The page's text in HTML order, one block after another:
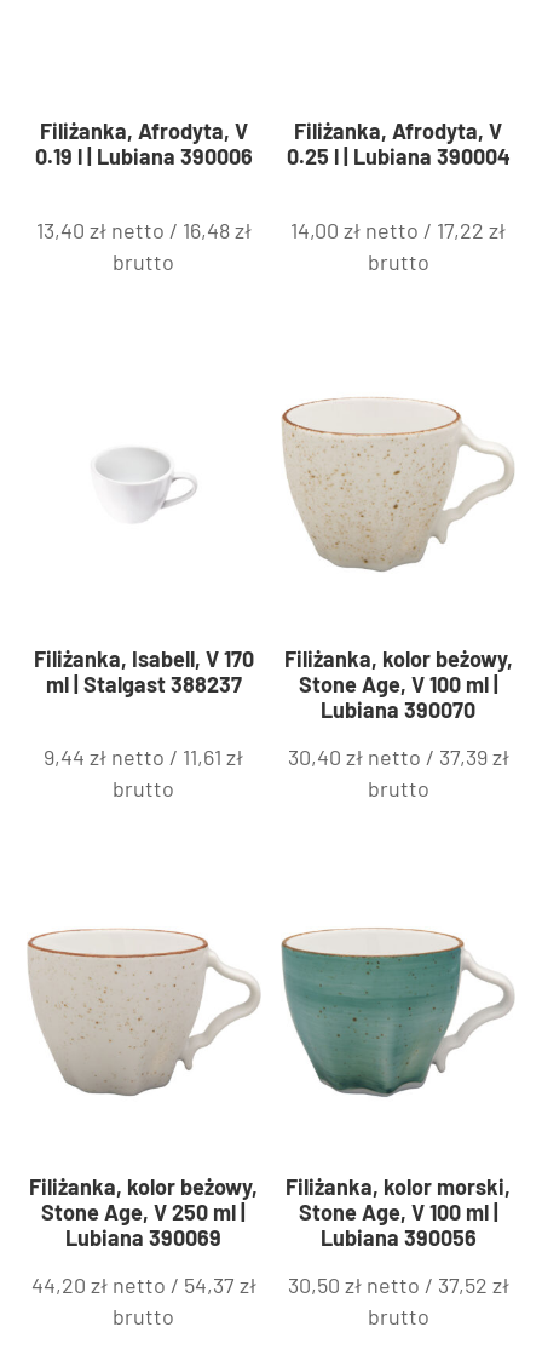
Filiżanka, Afrodyta, V
0.19 l | Lubiana 390006
13,40 zł netto / 16,48zł
brutto
Filiżanka, Afrodyta, V
0.25 l | Lubiana 390004
14,00zł netto / 17,22zł
brutto
Filiżanka, Isabell, V 170
ml | Stalgast 388237
9,44zł netto / 11,61zł
brutto
Filiżanka, kolor beżowy,
Stone Age, V 100 ml |
Lubiana 390070
30,40 zł netto / 37,39zł
brutto
Filiżanka, kolor beżowy,
Stone Age, V 250 ml |
Lubiana 390069
44,20 zł netto / 54,37 zł
brutto
Filiżanka, kolor morski,
Stone Age, V 100 ml |
Lubiana 390056
30,50 zł netto / 37,52 zł
brutto